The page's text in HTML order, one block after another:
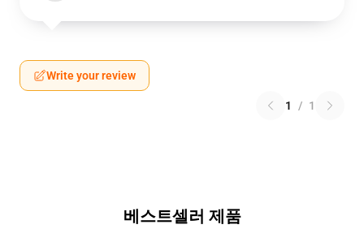
Write your review
1 / 1
베스트셀러 제품